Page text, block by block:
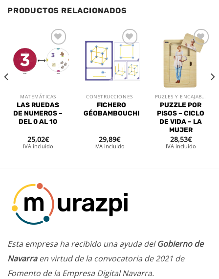
PRODUCTOS RELACIONADOS
Añadir
a la
lista de
deseos
MATEMÁTICAS
LAS RUEDAS
DE NUMEROS –
DEL 0 AL 10
25,02€
IVA incluido
a la
lista de
deseos
CONSTRUCCIONES
FICHERO
GÉOBAMBOUCHI
29,89€
IVA incluido
Añadir
lista de
PUZLES Y ENCAJABLES
PUZZLE POR
PISOS – CICLO
DE VIDA – LA
MUJER
28,53€
IVA incluido
Esta empresa ha recibido una ayuda delGobierno de
Navarraen virtud de la convocatoria de 2021 de
Fomento de la Empresa Digital Navarra.